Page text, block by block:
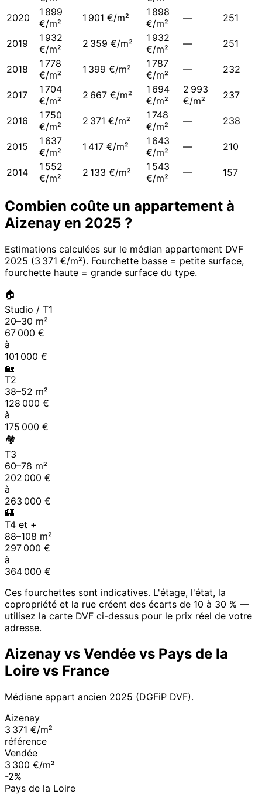
2020
1 899
€/m²
1 901 €/m²
1 898
€/m²
— 251
2019
1 932
€/m²
2 359 €/m²
1 932
€/m²
— 251
2018
1 778
€/m²
1 399 €/m²
1 787
€/m²
— 232
2017
1 704
€/m²
2 667 €/m²
1 694
€/m²
2 993
€/m²
237
2016
1 750
€/m²
2 371 €/m²
1 748
€/m²
— 238
2015
1 637
€/m²
1 417 €/m²
1 643
€/m²
— 210
2014
1 552
€/m²
2 133 €/m²
1 543
€/m²
— 157
Combien coûte un appartement à
Aizenay en 2025 ?
Estimations calculées sur le médian appartement DVF
2025 (3 371 €/m²). Fourchette basse = petite surface,
fourchette haute = grande surface du type.
🏠
Studio / T1
20–30 m²
67 000 €
à
101 000 €
🏡
T2
38–52 m²
128 000 €
à
175 000 €
🏘
T3
60–78 m²
202 000 €
à
263 000 €
🏰
T4 et +
88–108 m²
297 000 €
à
364 000 €
Ces fourchettes sont indicatives. L'étage, l'état, la
copropriété et la rue créent des écarts de 10 à 30 % —
utilisez la carte DVF ci-dessus pour le prix réel de votre
adresse.
Aizenay vs Vendée vs Pays de la
Loire vs France
Médiane appart ancien 2025 (DGFiP DVF).
Aizenay
3 371 €/m²
référence
Vendée
3 300 €/m²
-2%
Pays de la Loire